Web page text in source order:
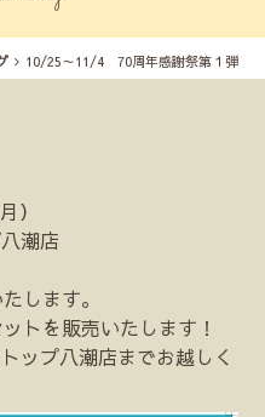
10/25～11/4 70周年感謝祭第１弾
）
潮店
します。
トを販売いたします！
ップ八潮店までお越しく